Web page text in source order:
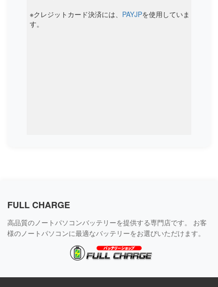
※クレジットカード決済には、 PAYJPを使用していま
す。
FULL CHARGE
高品質のノートパソコンバッテリーを提供する専門店です。 お客
様のノートパソコンに最適なバッテリーをお選びいただけます。